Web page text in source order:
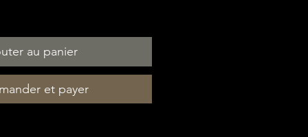
au panier
et payer